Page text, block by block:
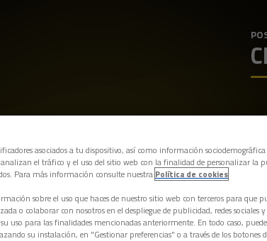
asociados a tu dispositivo, así como información sociodemográfica
analizan el tráfico y el uso del sitio web con la finalidad de personalizar la
Para más información consulte nuestra Política de cookies
sobre el uso que haces de nuestro sitio web con terceros para que
o colaborar con nosotros en el despliegue de publicidad, redes sociales
su uso para las finalidades mencionadas anteriormente. En todo caso,
su instalación, en "Gestionar preferencias" o a través de los botones